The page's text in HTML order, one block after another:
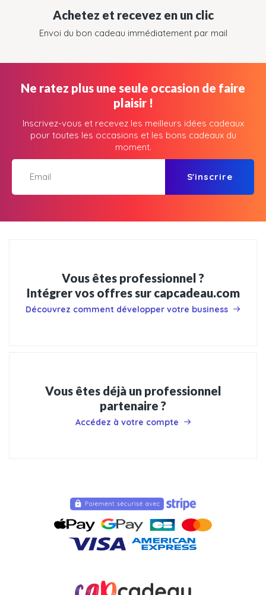
Achetez et recevez en un clic
Envoi du bon cadeau immédiatement par mail
Ne ratez plus une seule occasion de faire
plaisir !
Inscrivez-vous et recevez les meilleurs idées cadeaux
pour toutes les occasions et les bons cadeaux du
moment.
S'inscrire
Vous êtes professionnel ?
Intégrer vos offres sur capcadeau.com
Découvrez comment développer votre business
Vous êtes déjà un professionnel
partenaire ?
Accédez à votre compte